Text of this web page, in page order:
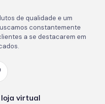
de qualidade e um
constantemente
a se destacarem em
loja virtual